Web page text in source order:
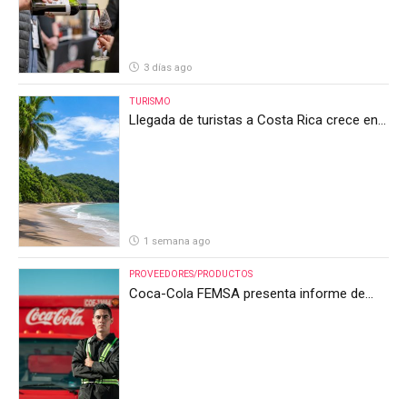
3 días ago
TURISMO
Llegada de turistas a Costa Rica crece en
1 semana ago
PROVEEDORES/PRODUCTOS
Coca-Cola FEMSA presenta informe de